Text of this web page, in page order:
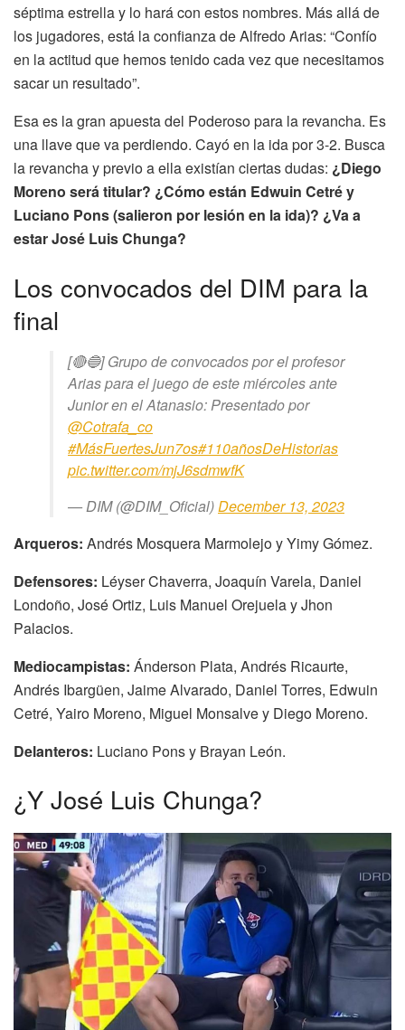
séptima estrella y lo hará con estos nombres. Más allá de
los jugadores, está la confianza de Alfredo Arias: “Confío
en la actitud que hemos tenido cada vez que necesitamos
sacar un resultado”.
Esa es la gran apuesta del Poderoso para la revancha. Es
una llave que va perdiendo. Cayó en la ida por 3-2. Busca
la revancha y previo a ella existían ciertas dudas: ¿Diego
Moreno será titular? ¿Cómo están Edwuin Cetré y
Luciano Pons (salieron por lesión en la ida)? ¿Va a
estar José Luis Chunga?
Los convocados del DIM para la
final
[🔴🔵] Grupo de convocados por el profesor
Arias para el juego de este miércoles ante
Junior en el Atanasio: Presentado por
@Cotrafa_co
#MásFuertesJun7os#110añosDeHistorias
pic.twitter.com/mjJ6sdmwfK
— DIM (@DIM_Oficial)December 13, 2023
Arqueros: Andrés Mosquera Marmolejo y Yimy Gómez.
Defensores: Léyser Chaverra, Joaquín Varela, Daniel
Londoño, José Ortiz, Luis Manuel Orejuela y Jhon
Palacios.
Mediocampistas: Ánderson Plata, Andrés Ricaurte,
Andrés Ibargüen, Jaime Alvarado, Daniel Torres, Edwuin
Cetré, Yairo Moreno, Miguel Monsalve y Diego Moreno.
Delanteros: Luciano Pons y Brayan León.
¿Y José Luis Chunga?